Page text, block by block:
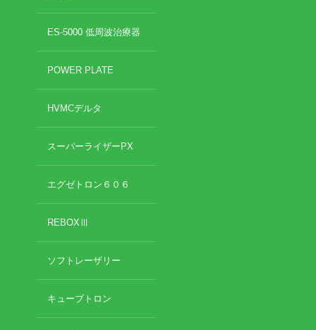
ES-5000 低周波治療器
POWER PLATE
HVMCデルタ
スーパーライザーPX
エグゼトロン６０６
REBOXⅢ
ソフトレーザリー
キューブトロン
肩こり
肘内障(小児肘の脱臼)
腕の痛み
腰痛・ぎっくり腰
骨盤の痛み
お勧めのお店
草加のおすすめ
勉強会に参加しました
おでかけ
整骨院移転について